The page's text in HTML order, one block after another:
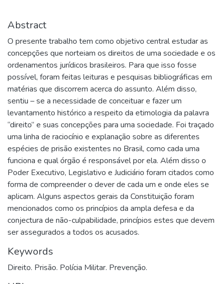
Abstract
O presente trabalho tem como objetivo central estudar as
concepções que norteiam os direitos de uma sociedade e os
ordenamentos jurídicos brasileiros. Para que isso fosse
possível, foram feitas leituras e pesquisas bibliográficas em
matérias que discorrem acerca do assunto. Além disso,
sentiu – se a necessidade de conceituar e fazer um
levantamento histórico a respeito da etimologia da palavra
“direito” e suas concepções para uma sociedade. Foi traçado
uma linha de raciocínio e explanação sobre as diferentes
espécies de prisão existentes no Brasil, como cada uma
funciona e qual órgão é responsável por ela. Além disso o
Poder Executivo, Legislativo e Judiciário foram citados como
forma de compreender o dever de cada um e onde eles se
aplicam. Alguns aspectos gerais da Constituição foram
mencionados como os princípios da ampla defesa e da
conjectura de não-culpabilidade, princípios estes que devem
ser assegurados a todos os acusados.
Keywords
Direito. Prisão. Polícia Militar. Prevenção.